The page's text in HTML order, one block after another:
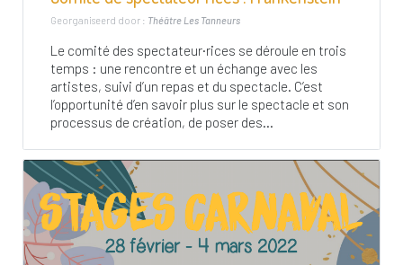
Georganiseerd door : Théâtre Les Tanneurs
Le comité des spectateur·rices se déroule en trois
temps : une rencontre et un échange avec les
artistes, suivi d’un repas et du spectacle. C’est
l’opportunité d’en savoir plus sur le spectacle et son
processus de création, de poser des...